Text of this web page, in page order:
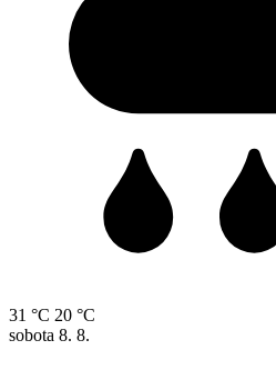
31 °C 20 °C
sobota 8. 8.